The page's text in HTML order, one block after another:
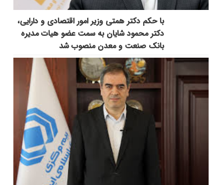
با حکم دکتر همتی وزیر امور اقتصادی و دارایی،
دکتر محمود شایان به سمت عضو هیات مدیره
بانک صنعت و معدن منصوب شد